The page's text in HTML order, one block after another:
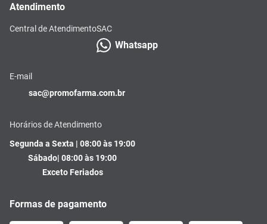
Atendimento
Central de AtendimentoSAC
Whatsapp
E-mail
sac@promofarma.com.br
Horários de Atendimento
Segunda a Sexta | 08:00 às 19:00
Sábado| 08:00 às 19:00
Exceto Feriados
Formas de pagamento